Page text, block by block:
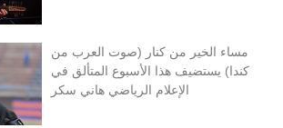
مساء الخير من كنار (صوت العرب من
كندا) يستضيف هذا الأسبوع المتألق في
الإعلام الرياضي هاني سكر